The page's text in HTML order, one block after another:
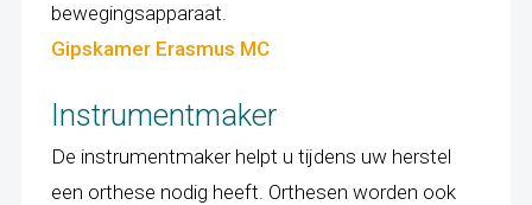
bewegingsapparaat.
Gipskamer Erasmus MC
Instrumentmaker
De instrumentmaker helpt u tijdens uw herstel
een orthese nodig heeft. Orthesen worden ook